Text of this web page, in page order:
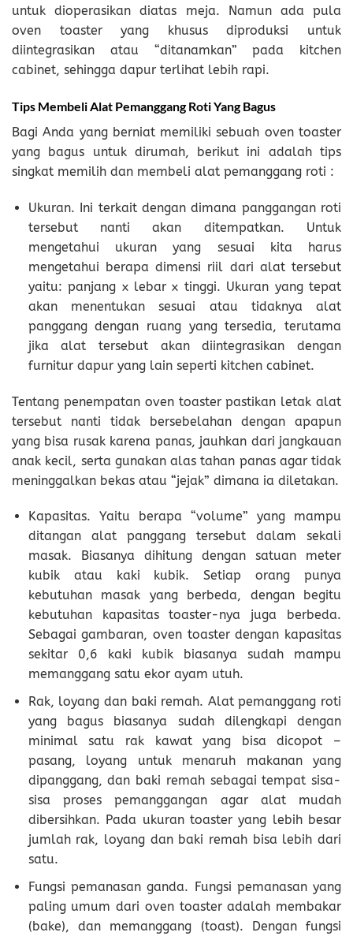
untuk dioperasikan diatas meja. Namun ada pula
oven toaster yang khusus diproduksi untuk
diintegrasikan atau “ditanamkan” pada kitchen
cabinet, sehingga dapur terlihat lebih rapi.
Tips Membeli Alat Pemanggang Roti Yang Bagus
Bagi Anda yang berniat memiliki sebuah oven toaster
yang bagus untuk dirumah, berikut ini adalah tips
singkat memilih dan membeli alat pemanggang roti :
Ukuran. Ini terkait dengan dimana panggangan roti
tersebut nanti akan ditempatkan. Untuk
mengetahui ukuran yang sesuai kita harus
mengetahui berapa dimensi riil dari alat tersebut
yaitu: panjang x lebar x tinggi. Ukuran yang tepat
akan menentukan sesuai atau tidaknya alat
panggang dengan ruang yang tersedia, terutama
jika alat tersebut akan diintegrasikan dengan
furnitur dapur yang lain seperti kitchen cabinet.
Tentang penempatan oven toaster pastikan letak alat
tersebut nanti tidak bersebelahan dengan apapun
yang bisa rusak karena panas, jauhkan dari jangkauan
anak kecil, serta gunakan alas tahan panas agar tidak
meninggalkan bekas atau “jejak” dimana ia diletakan.
Kapasitas. Yaitu berapa “volume” yang mampu
ditangan alat panggang tersebut dalam sekali
masak. Biasanya dihitung dengan satuan meter
kubik atau kaki kubik. Setiap orang punya
kebutuhan masak yang berbeda, dengan begitu
kebutuhan kapasitas toaster-nya juga berbeda.
Sebagai gambaran, oven toaster dengan kapasitas
sekitar 0,6 kaki kubik biasanya sudah mampu
memanggang satu ekor ayam utuh.
Rak, loyang dan baki remah. Alat pemanggang roti
yang bagus biasanya sudah dilengkapi dengan
minimal satu rak kawat yang bisa dicopot –
pasang, loyang untuk menaruh makanan yang
dipanggang, dan baki remah sebagai tempat sisa-
sisa proses pemanggangan agar alat mudah
dibersihkan. Pada ukuran toaster yang lebih besar
jumlah rak, loyang dan baki remah bisa lebih dari
satu.
Fungsi pemanasan ganda. Fungsi pemanasan yang
paling umum dari oven toaster adalah membakar
(bake), dan memanggang (toast). Dengan fungsi